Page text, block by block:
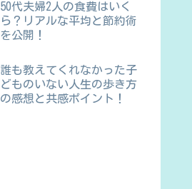
50代夫婦2人の食費はいく
ら？リアルな平均と節約術
を公開！
誰も教えてくれなかった子
どものいない人生の歩き方
の感想と共感ポイント！